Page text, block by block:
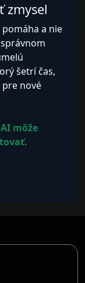
zmysel
a nie
šetrí čas,
nové
môže